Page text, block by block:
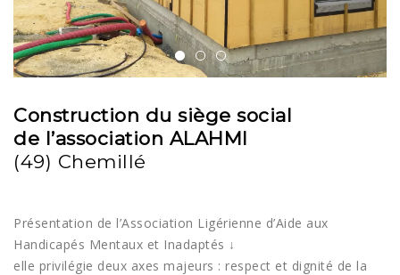
Construction du siège social
de l’association ALAHMI
(49) Chemillé
Présentation de l’Association Ligérienne d’Aide aux
Handicapés Mentaux et Inadaptés ↓
elle privilégie deux axes majeurs : respect et dignité de la